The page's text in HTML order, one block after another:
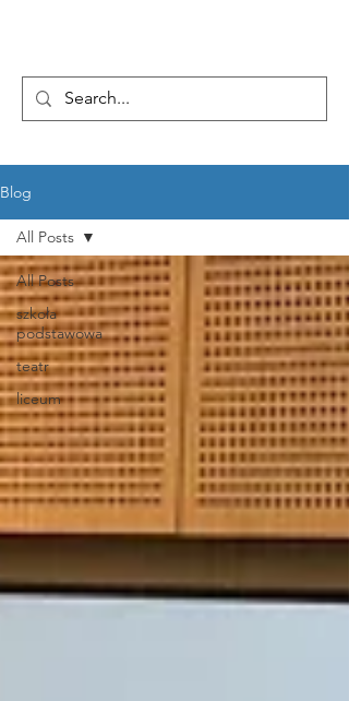
Blog
All Posts
szkoła
podstawowa
teatr
liceum
All Posts